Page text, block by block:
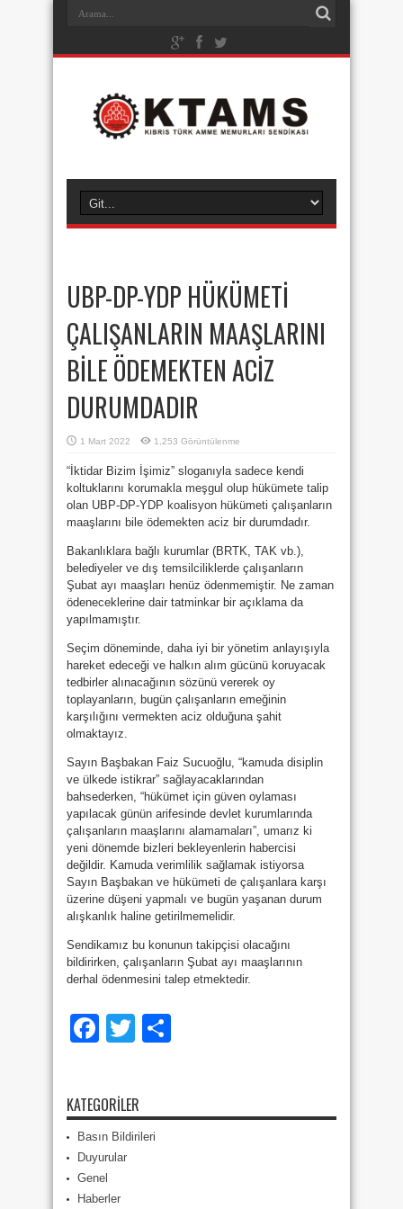
UBP-DP-YDP HÜKÜMETİ
ÇALIŞANLARIN MAAŞLARINI
BİLE ÖDEMEKTEN ACİZ
DURUMDADIR
1 Mart 2022 1,253 Görüntülenme
“İktidar Bizim İşimiz” sloganıyla sadece kendi
koltuklarını korumakla meşgul olup hükümete talip
olan UBP-DP-YDP koalisyon hükümeti çalışanların
maaşlarını bile ödemekten aciz bir durumdadır.
Bakanlıklara bağlı kurumlar (BRTK, TAK vb.),
belediyeler ve dış temsilciliklerde çalışanların
Şubat ayı maaşları henüz ödenmemiştir. Ne zaman
ödeneceklerine dair tatminkar bir açıklama da
yapılmamıştır.
Seçim döneminde, daha iyi bir yönetim anlayışıyla
hareket edeceği ve halkın alım gücünü koruyacak
tedbirler alınacağının sözünü vererek oy
toplayanların, bugün çalışanların emeğinin
karşılığını vermekten aciz olduğuna şahit
olmaktayız.
Sayın Başbakan Faiz Sucuoğlu, “kamuda disiplin
ve ülkede istikrar” sağlayacaklarından
bahsederken, “hükümet için güven oylaması
yapılacak günün arifesinde devlet kurumlarında
çalışanların maaşlarını alamamaları”, umarız ki
yeni dönemde bizleri bekleyenlerin habercisi
değildir. Kamuda verimlilik sağlamak istiyorsa
Sayın Başbakan ve hükümeti de çalışanlara karşı
üzerine düşeni yapmalı ve bugün yaşanan durum
alışkanlık haline getirilmemelidir.
Sendikamız bu konunun takipçisi olacağını
bildirirken, çalışanların Şubat ayı maaşlarının
derhal ödenmesini talep etmektedir.
Facebook
Twitter
KATEGORILER
Basın Bildirileri
Duyurular
Genel
Haberler